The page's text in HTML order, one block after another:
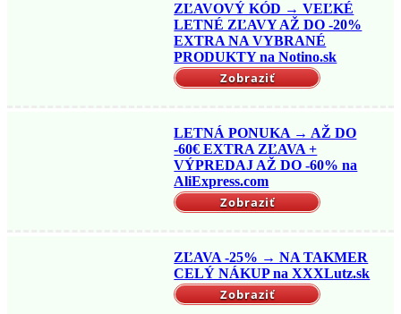
ZĽAVOVÝ KÓD → VEĽKÉ
LETNÉ ZĽAVY AŽ DO -20%
EXTRA NA VYBRANÉ
PRODUKTY na Notino.sk
Zobraziť
LETNÁ PONUKA → AŽ DO
-60€ EXTRA ZĽAVA +
VÝPREDAJ AŽ DO -60% na
AliExpress.com
Zobraziť
ZĽAVA -25% → NA TAKMER
CELÝ NÁKUP na XXXLutz.sk
Zobraziť